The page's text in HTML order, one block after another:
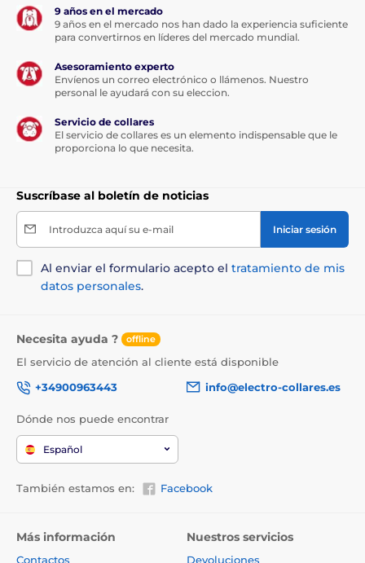
9 años en el mercado
9 años en el mercado nos han dado la experiencia suficiente
para convertirnos en líderes del mercado mundial.
Asesoramiento experto
Envíenos un correo electrónico o llámenos. Nuestro
personal le ayudará con su eleccion.
Servicio de collares
El servicio de collares es un elemento indispensable que le
proporciona lo que necesita.
Suscríbase al boletín de noticias
Introduzca aquí su e-mail Iniciar sesión
Al enviar el formulario acepto el tratamiento de mis
datos personales.
Necesita ayuda ? offline
El servicio de atención al cliente está disponible
+34900963443
info@electro-collares.es
Dónde nos puede encontrar
Español
También estamos en: Facebook
Más información
Contactos
Nuestros servicios
Devoluciones